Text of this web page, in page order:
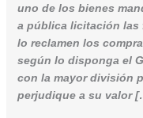
uno de los bienes
a pública licitación las
lo reclamen los
según lo disponga el
con la mayor división
perjudique a su valor